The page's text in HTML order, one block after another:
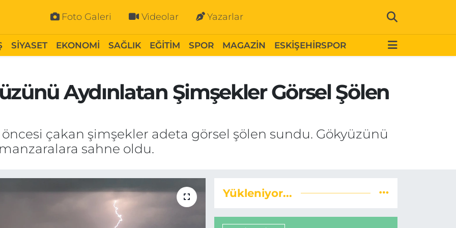
Foto Galeri Videolar Yazarlar
SİYASET EKONOMİ SAĞLIK EĞİTİM SPOR MAGAZİN ESKİŞEHİRSPOR
Aydınlatan Şimşekler Görsel Şölen
öncesi çakan şimşekler adeta görsel şölen sundu. Gökyüzünü
sahne oldu.
Yükleniyor...